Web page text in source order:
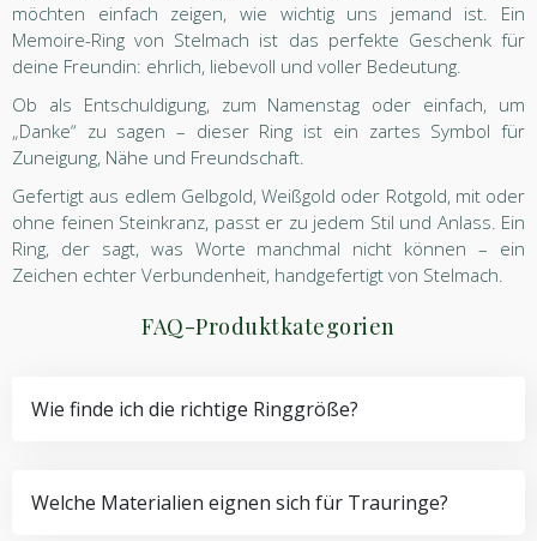
möchten einfach zeigen, wie wichtig uns jemand ist. Ein
Memoire-Ring von Stelmach ist das perfekte Geschenk für
deine Freundin: ehrlich, liebevoll und voller Bedeutung.
Ob als Entschuldigung, zum Namenstag oder einfach, um
„Danke“ zu sagen – dieser Ring ist ein zartes Symbol für
Zuneigung, Nähe und Freundschaft.
Gefertigt aus edlem Gelbgold, Weißgold oder Rotgold, mit oder
ohne feinen Steinkranz, passt er zu jedem Stil und Anlass. Ein
Ring, der sagt, was Worte manchmal nicht können – ein
Zeichen echter Verbundenheit, handgefertigt von Stelmach.
FAQ-Produktkategorien
Wie finde ich die richtige Ringgröße?
Welche Materialien eignen sich für Trauringe?